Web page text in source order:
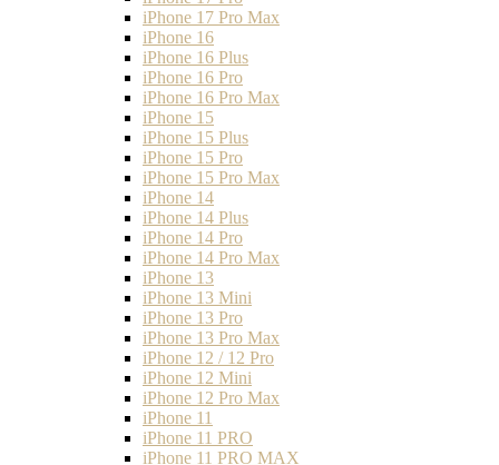
iPhone 17 Pro Max
iPhone 16
iPhone 16 Plus
iPhone 16 Pro
iPhone 16 Pro Max
iPhone 15
iPhone 15 Plus
iPhone 15 Pro
iPhone 15 Pro Max
iPhone 14
iPhone 14 Plus
iPhone 14 Pro
iPhone 14 Pro Max
iPhone 13
iPhone 13 Mini
iPhone 13 Pro
iPhone 13 Pro Max
iPhone 12 / 12 Pro
iPhone 12 Mini
iPhone 12 Pro Max
iPhone 11
iPhone 11 PRO
iPhone 11 PRO MAX